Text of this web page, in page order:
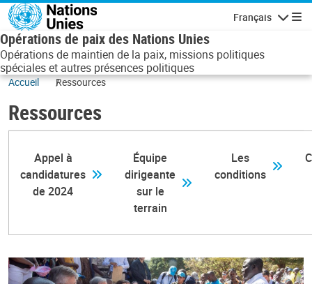
Aller au contenu principal
Français
Opérations de paix des Nations Unies
Opérations de maintien de la paix, missions politiques
spéciales et autres présences politiques
Accueil Ressources
Ressources
Appel à
candidatures
de 2024
Équipe
dirigeante
sur le
terrain
Les
conditions